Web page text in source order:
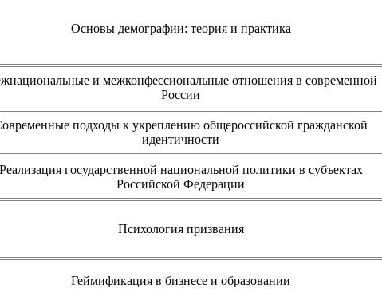
Основы демографии: теория и практика
и межконфессиональные отношения в современной
России
подходы к укреплению общероссийской гражданской
идентичности
Реализация государственной национальной политики в субъектах
Российской Федерации
Психология призвания
Геймификация в бизнесе и образовании